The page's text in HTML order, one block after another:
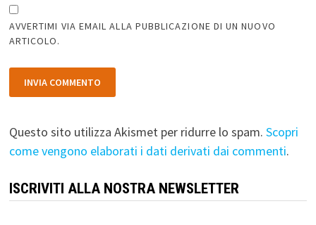
AVVERTIMI VIA EMAIL ALLA PUBBLICAZIONE DI UN NUOVO
ARTICOLO.
Questo sito utilizza Akismet per ridurre lo spam. Scopri
come vengono elaborati i dati derivati dai commenti.
ISCRIVITI ALLA NOSTRA NEWSLETTER